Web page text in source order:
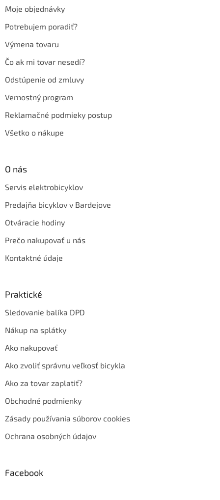
Moje objednávky
Potrebujem poradiť?
Výmena tovaru
Čo ak mi tovar nesedí?
Odstúpenie od zmluvy
Vernostný program
Reklamačné podmieky postup
Všetko o nákupe
O nás
Servis elektrobicyklov
Predajňa bicyklov v Bardejove
Otváracie hodiny
Prečo nakupovať u nás
Kontaktné údaje
Praktické
Sledovanie balíka DPD
Nákup na splátky
Ako nakupovať
Ako zvoliť správnu veľkosť bicykla
Ako za tovar zaplatiť?
Obchodné podmienky
Zásady používania súborov cookies
Ochrana osobných údajov
Facebook